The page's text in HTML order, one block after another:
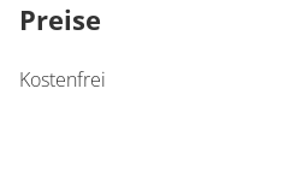
Preise
Kostenfrei